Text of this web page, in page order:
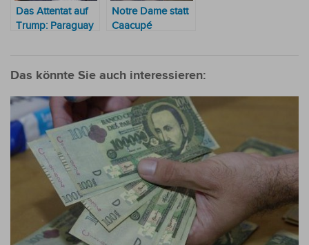
Das Attentat auf
Trump: Paraguay
Schärfste
Notre Dame statt
Caacupé
Das könnte Sie auch interessieren: